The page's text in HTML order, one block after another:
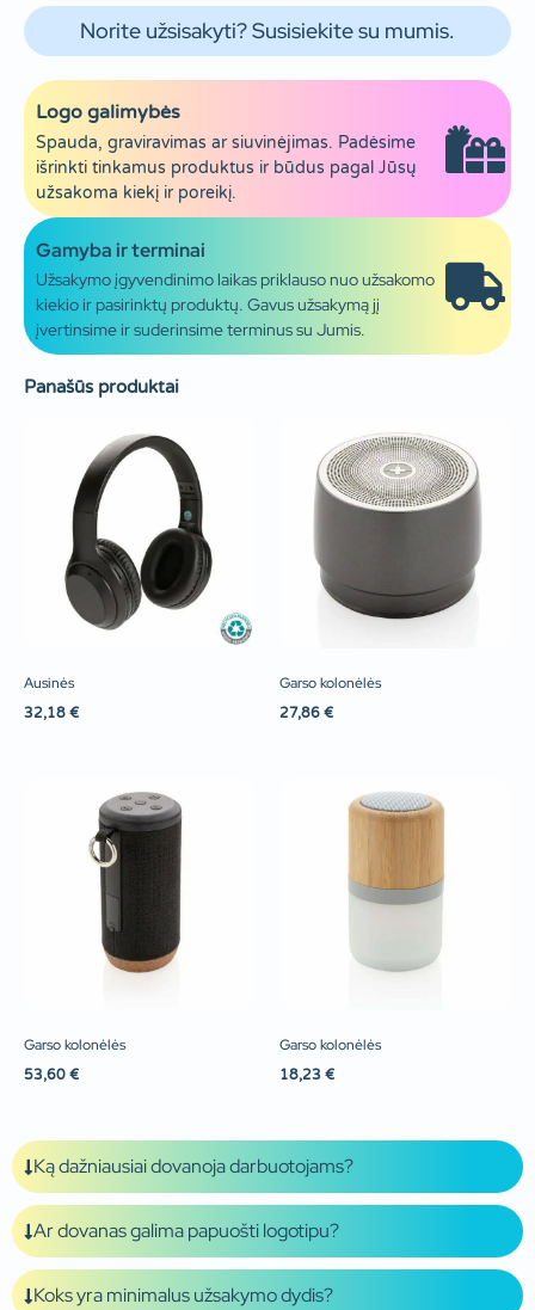
Norite užsisakyti? Susisiekite su mumis.
Logo galimybės
Spauda, graviravimas ar siuvinėjimas. Padėsime
išrinkti tinkamus produktus ir būdus pagal Jūsų
užsakoma kiekį ir poreikį.
Gamyba ir terminai
Užsakymo įgyvendinimo laikas priklauso nuo užsakomo
kiekio ir pasirinktų produktų. Gavus užsakymą jį
įvertinsime ir suderinsime terminus su Jumis.
Panašūs produktai
Ausinės
32,18 €
Garso kolonėlės
27,86 €
Garso kolonėlės
53,60 €
Garso kolonėlės
18,23 €
Ką dažniausiai dovanoja darbuotojams?
Ar dovanas galima papuošti logotipu?
Koks yra minimalus užsakymo dydis?